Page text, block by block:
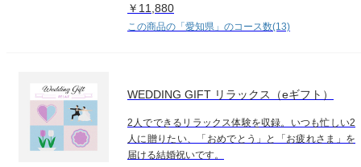
￥11,880
この商品の「愛知県」のコース数(13)
WEDDING GIFT リラックス（eギフト）
2人でできるリラックス体験を収録。いつも忙しい2
人に贈りたい、「おめでとう」と「お疲れさま」を
届ける結婚祝いです。